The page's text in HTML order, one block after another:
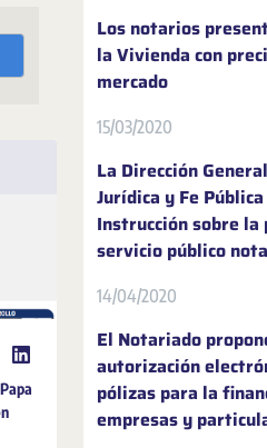
Los notarios
la Vivienda con
mercado
15/03/2020
La Dirección
Jurídica y Fe
Instrucción sobre la
servicio público
14/04/2020
El Notariado
autorización
pólizas para la
empresas y